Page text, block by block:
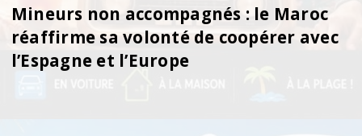
Mineurs non accompagnés : le Maroc
réaffirme sa volonté de coopérer avec
l’Espagne et l’Europe